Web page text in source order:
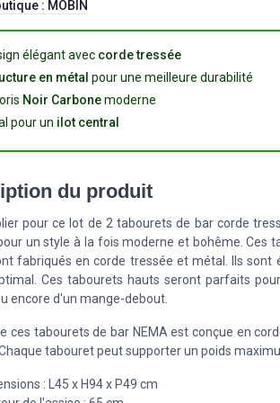
: MOBIN
élégant avec corde tressée
en métal pour une meilleure durabilité
Noir Carbonemoderne
pour un ilot central
du produit
pour ce lot de 2 tabourets de bar corde
un style à la fois moderne et bohême. Ces
fabriqués en corde tressée et métal. Ils sont
Ces tabourets hauts seront parfaits
encore d'un mange-debout.
ces tabourets de bar NEMA est conçue en
tabouret peut supporter un poids
: L45 x H94 x P49 cm